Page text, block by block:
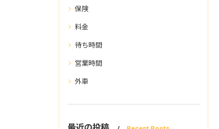
保険
料金
待ち時間
営業時間
外車